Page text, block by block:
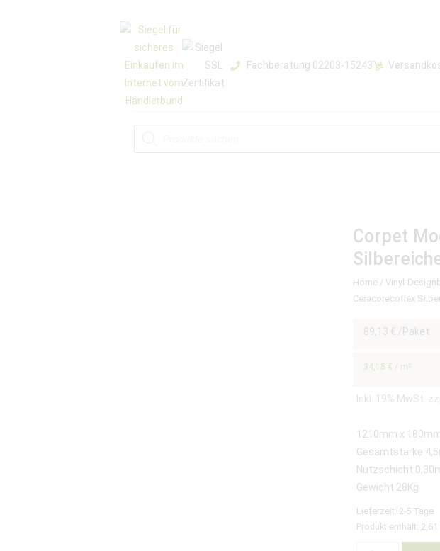
Fachberatung 02203-15243
Corpet
Home / Vinyl-
Ceracorecoflex
89,13 € /Paket
34,15 € / m²
Inkl. 19% MwSt.
1210mm x
Gesamtstärke
Nutzschicht
Gewicht 28Kg
Lieferzeit: 2-5 Tage
Produkt enthält: 2,61